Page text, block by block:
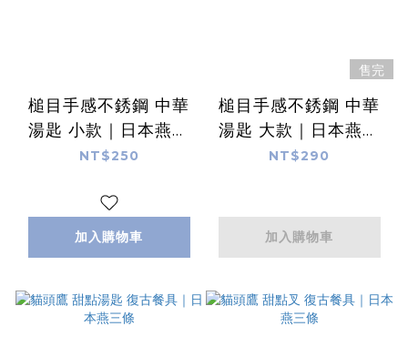
槌目手感不銹鋼 中華
湯匙 小款｜日本燕三
條 Tsubame-Sanjo
NT$250
加入購物車
售完
槌目手感不銹鋼 中華
湯匙 大款｜日本燕三
條 Tsubame-Sanjo
NT$290
加入購物車